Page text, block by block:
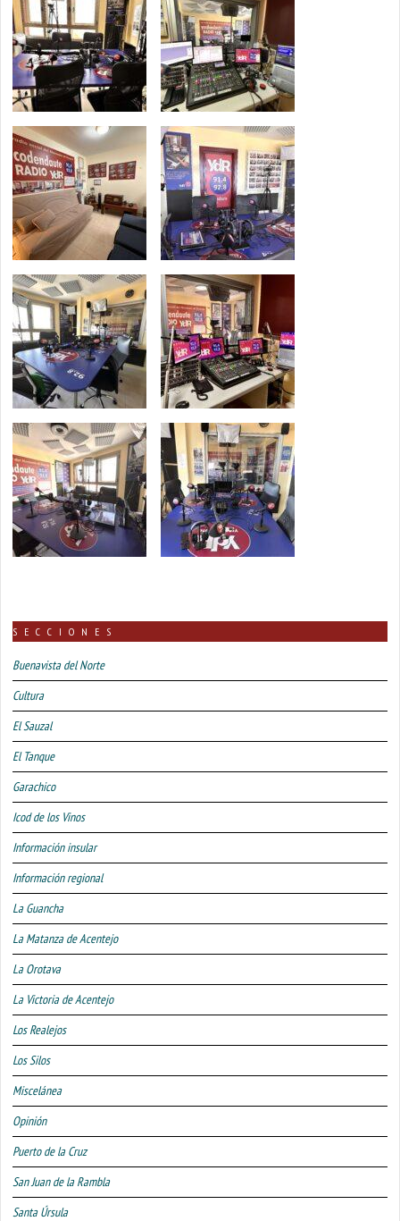
SECCIONES
Buenavista del Norte
Cultura
El Sauzal
El Tanque
Garachico
Icod de los Vinos
Información insular
Información regional
La Guancha
La Matanza de Acentejo
La Orotava
La Victoria de Acentejo
Los Realejos
Los Silos
Miscelánea
Opinión
Puerto de la Cruz
San Juan de la Rambla
Santa Úrsula